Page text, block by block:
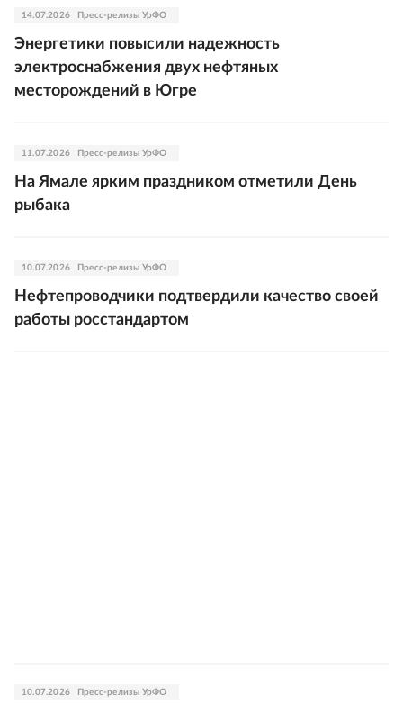
14.07.2026 Пресс-релизы УрФО
Энергетики повысили надежность
электроснабжения двух нефтяных
месторождений в Югре
11.07.2026 Пресс-релизы УрФО
На Ямале ярким праздником отметили День
рыбака
10.07.2026 Пресс-релизы УрФО
Нефтепроводчики подтвердили качество своей
работы росстандартом
10.07.2026 Пресс-релизы УрФО